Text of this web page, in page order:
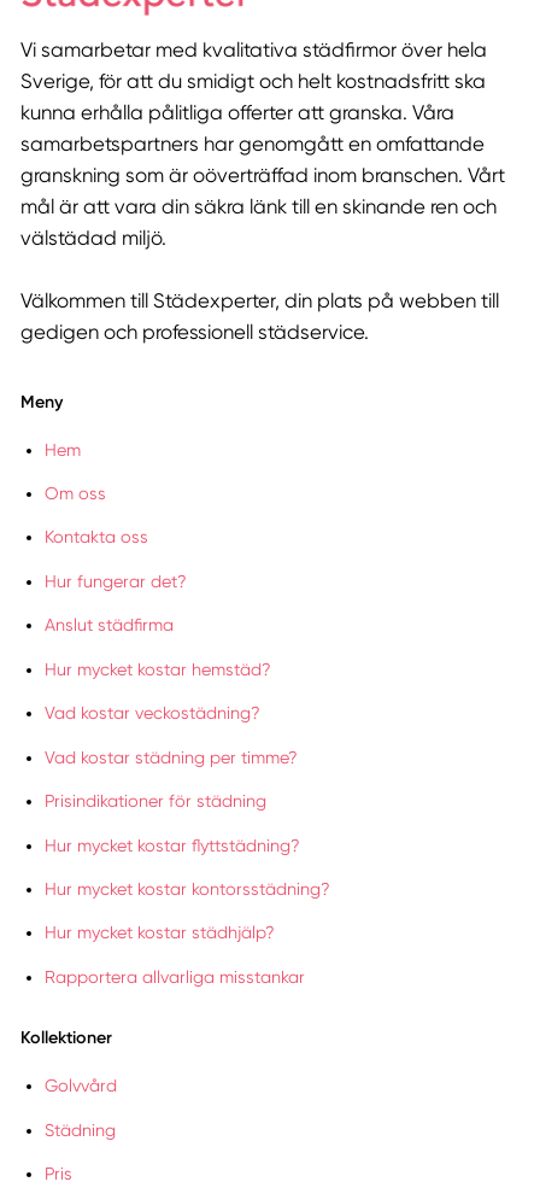
Vi samarbetar med kvalitativa städfirmor över hela
Sverige, för att du smidigt och helt kostnadsfritt ska
kunna erhålla pålitliga offerter att granska. Våra
samarbetspartners har genomgått en omfattande
granskning som är oöverträffad inom branschen. Vårt
mål är att vara din säkra länk till en skinande ren och
välstädad miljö.
Välkommen till Städexperter, din plats på webben till
gedigen och professionell städservice.
Meny
Hem
Om oss
Kontakta oss
Hur fungerar det?
Anslut städfirma
Hur mycket kostar hemstäd?
Vad kostar veckostädning?
Vad kostar städning per timme?
Prisindikationer för städning
Hur mycket kostar flyttstädning?
Hur mycket kostar kontorsstädning?
Hur mycket kostar städhjälp?
Rapportera allvarliga misstankar
Kollektioner
Golvvård
Städning
Pris